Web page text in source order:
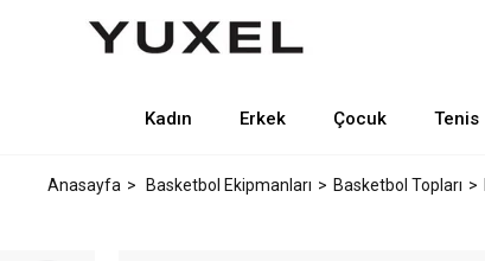
Kadın Erkek Çocuk Tenis
Anasayfa Basketbol Ekipmanları Basketbol Topları